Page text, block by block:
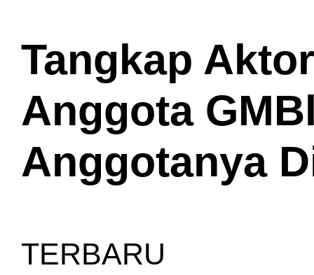
Tangkap
Anggota
Anggotanya
TERBARU